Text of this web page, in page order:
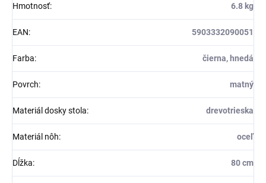
Hmotnosť: 6.8 kg
EAN: 5903332090051
Farba: čierna, hnedá
Povrch: matný
Materiál dosky stola: drevotrieska
Materiál nôh: oceľ
Dĺžka: 80 cm